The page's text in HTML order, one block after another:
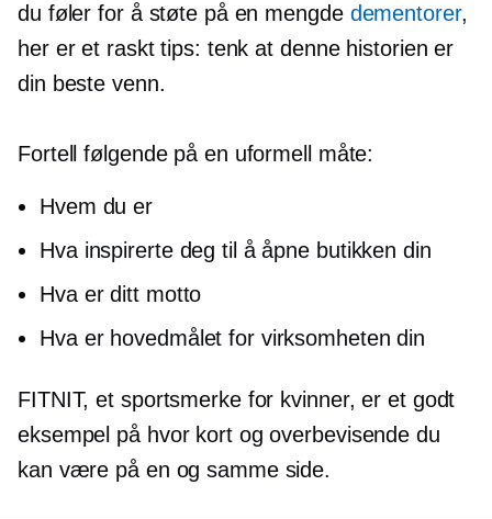
du føler for å støte på en mengde dementorer,
her er et raskt tips: tenk at denne historien er
din beste venn.
Fortell følgende på en uformell måte:
Hvem du er
Hva inspirerte deg til å åpne butikken din
Hva er ditt motto
Hva er hovedmålet for virksomheten din
FITNIT, et sportsmerke for kvinner, er et godt
eksempel på hvor kort og overbevisende du
kan være på en og samme side.